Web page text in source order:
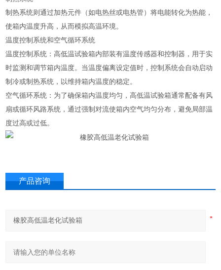
制热系统则通过加热元件（如电热丝或电热管）将电能转化为热能，
使箱内温度升高，从而模拟高温环境。
温度控制系统和空气循环系统
‌温度控制系统‌：高低温试验箱内部装有温度传感器和控制器，用于实
时监测和调节箱内温度。当温度偏离设定值时，控制系统会自动启动
制冷或制热系统，以维持箱内温度的稳定。
‌空气循环系统‌：为了确保箱内温度均匀，高低温试验箱通常配备有风
扇或循环风路系统，通过强制对流使箱内空气均匀分布，避免局部温
度过高或过低。
产品咨询